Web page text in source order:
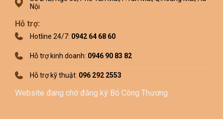
Nội
Hỗ trợ:
Hotline 24/7: 0942 64 68 60
Hỗ trợ kinh doanh: 0946 90 83 82
Hỗ trợ kỹ thuật: 096 292 2553
Website đang chờ đăng ký Bộ Công Thương